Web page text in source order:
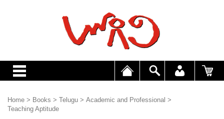
Home > Books > Telugu > Academic and Professional >
Teaching Aptitude